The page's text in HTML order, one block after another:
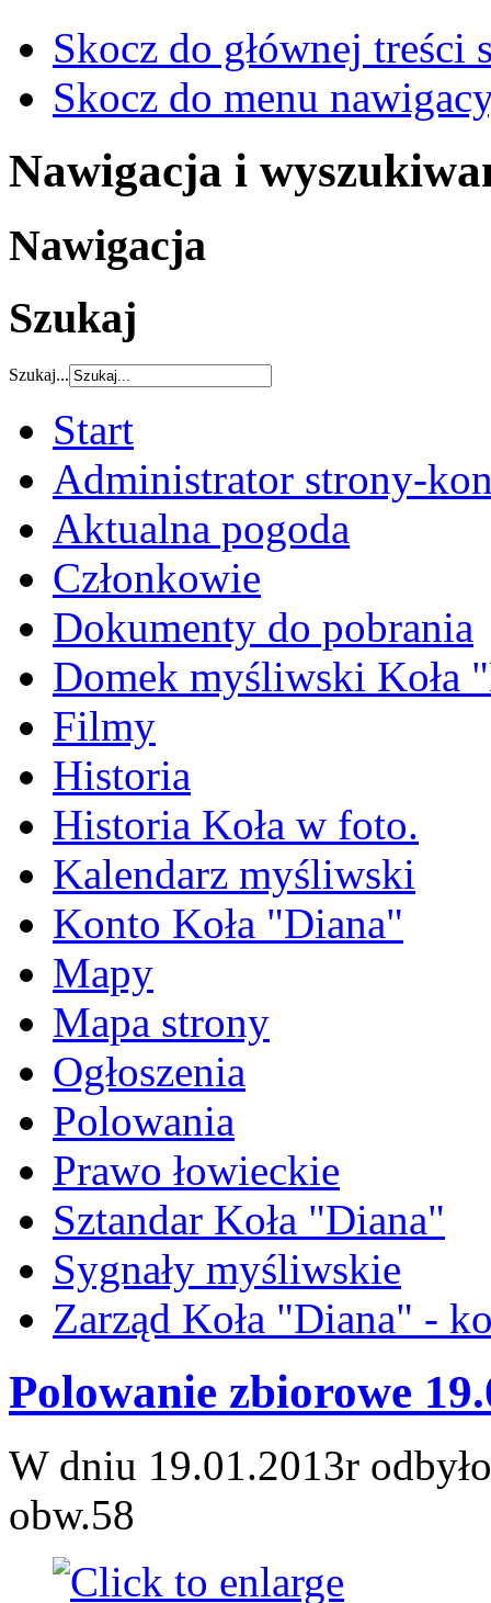
Skocz do głównej treści
Skocz do menu
Nawigacja i
Nawigacja
Szukaj
Szukaj...
Start
Administrator strony-
Aktualna pogoda
Członkowie
Dokumenty do pobrania
Domek myśliwski Koła
Filmy
Historia
Historia Koła w foto.
Kalendarz myśliwski
Konto Koła "Diana"
Mapy
Mapa strony
Ogłoszenia
Polowania
Prawo łowieckie
Sztandar Koła "Diana"
Sygnały myśliwskie
Zarząd Koła "Diana" -
Polowanie zbiorowe
W dniu 19.01.2013r
obw.58